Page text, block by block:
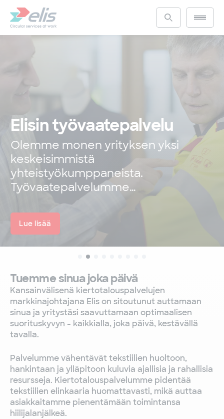
pääsisältöön
Access the
Main
Elisin työvaatepalvelu
Olemme monen yrityksen yksi
keskeisimmistä
yhteistyökumppaneista.
Työvaatepalvelumme…
Lue lisää
Tuemme sinua joka päivä
Kansainvälisenä kiertotalouspalvelujen
markkinajohtajana Elis on sitoutunut auttamaan
sinua ja yritystäsi saavuttamaan optimaalisen
suorituskyvyn - kaikkialla, joka päivä, kestävällä
tavalla.
Palvelumme vähentävät tekstiilien huoltoon,
hankintaan ja ylläpitoon kuluvia ajallisia ja rahallisia
resursseja. Kiertotalouspalvelumme pidentää
tekstiilien elinkaaria huomattavasti, mikä auttaa
asiakkaitamme pienentämään toimintansa
hiilijalanjälkeä.